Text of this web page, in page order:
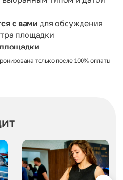
с вами для обсуждения
площадки
только после 100% оплаты